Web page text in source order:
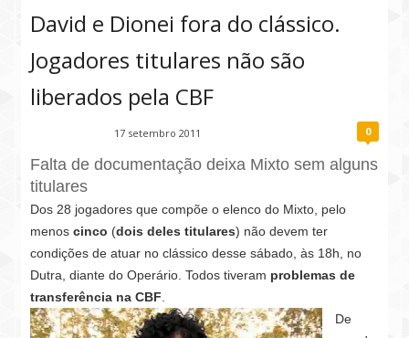
David e Dionei fora do clássico.
Jogadores titulares não são
liberados pela CBF
17 setembro 2011 0
Falta de documentação deixa Mixto sem alguns
titulares
Dos 28 jogadores que compõe o elenco do Mixto, pelo
menos cinco (dois deles titulares) não devem ter
condições de atuar no clássico desse sábado, às 18h, no
Dutra, diante do Operário. Todos tiveram problemas de
transferência na CBF
De